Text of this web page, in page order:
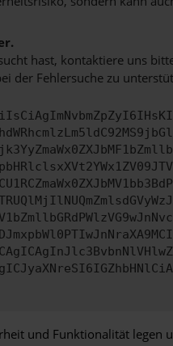
hast, kontaktiere uns
der Fehlersuche zu
und Funktionalität legen